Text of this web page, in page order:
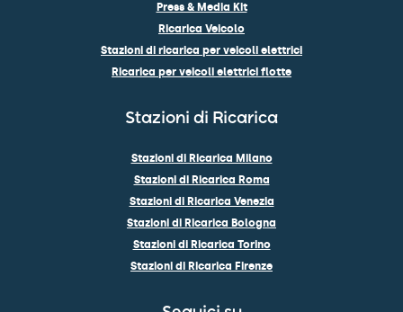
Press & Media Kit
Ricarica Veicolo
Stazioni di ricarica per veicoli elettrici
Ricarica per veicoli elettrici flotte
Stazioni di Ricarica
Stazioni di Ricarica Milano
Stazioni di Ricarica Roma
Stazioni di Ricarica Venezia
Stazioni di Ricarica Bologna
Stazioni di Ricarica Torino
Stazioni di Ricarica Firenze